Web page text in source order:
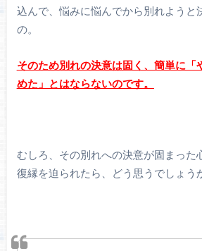
込んで、悩みに悩んでから別れようと
の。
そのため別れの決意は固く、簡単に「
めた」とはならないのです。
むしろ、その別れへの決意が固まった
復縁を迫られたら、どう思うでしょう